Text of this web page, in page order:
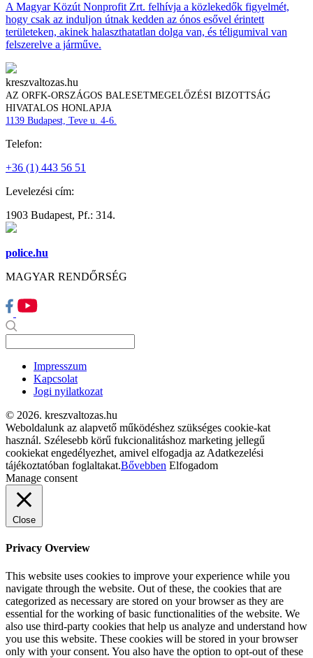
A Magyar Közút Nonprofit Zrt. felhívja a közlekedők figyelmét,
hogy csak az induljon útnak kedden az ónos esővel érintett
területeken, akinek halaszthatatlan dolga van, és téligumival van
felszerelve a járműve.
kreszvaltozas.hu
AZ ORFK-ORSZÁGOS BALESETMEGELŐZÉSI BIZOTTSÁG
HIVATALOS HONLAPJA
1139 Budapest, Teve u. 4-6.
Telefon:
+36 (1) 443 56 51
Levelezési cím:
1903 Budapest, Pf.: 314.
police.hu
MAGYAR RENDŐRSÉG
Impresszum
Kapcsolat
Jogi nyilatkozat
© 2026. kreszvaltozas.hu
Weboldalunk az alapvető működéshez szükséges cookie-kat
használ. Szélesebb körű fukcionalitáshoz marketing jellegű
cookiekat engedélyezhet, amivel elfogadja az Adatkezelési
tájékoztatóban foglaltakat.Bővebben Elfogadom
Manage consent
Close
Privacy Overview
This website uses cookies to improve your experience while you
navigate through the website. Out of these, the cookies that are
categorized as necessary are stored on your browser as they are
essential for the working of basic functionalities of the website. We
also use third-party cookies that help us analyze and understand how
you use this website. These cookies will be stored in your browser
only with your consent. You also have the option to opt-out of these